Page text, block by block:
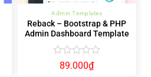
Admin Templates
Reback – Bootstrap & PHP
Admin Dashboard Template
Được
89.000₫